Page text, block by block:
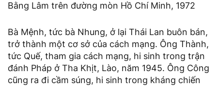
Bằng Lâm trên đường mòn Hồ Chí Minh, 1972
Bà Mệnh, tức bà Nhung, ở lại Thái Lan buôn bán,
trở thành một cơ sở của cách mạng. Ông Thành,
tức Quế, tham gia cách mạng, hi sinh trong trận
đánh Pháp ở Tha Khịt, Lào, năm 1945. Ông Công
cũng ra đi cầm súng, hi sinh trong kháng chiến